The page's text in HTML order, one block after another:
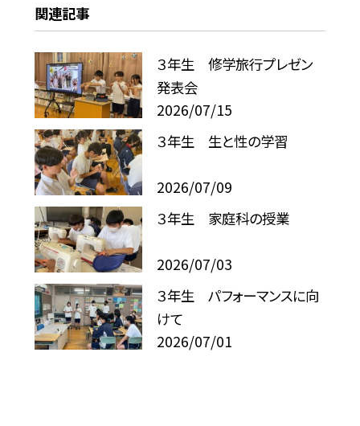
関連記事
３年生 修学旅行プレゼン
発表会
2026/07/15
３年生 生と性の学習
2026/07/09
３年生 家庭科の授業
2026/07/03
３年生 パフォーマンスに向
けて
2026/07/01